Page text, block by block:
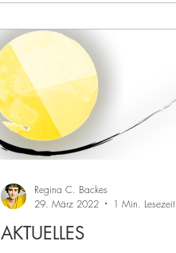
AKTUELLES
Regina C. Backes
29. März 2022
1 Min. Lesezeit